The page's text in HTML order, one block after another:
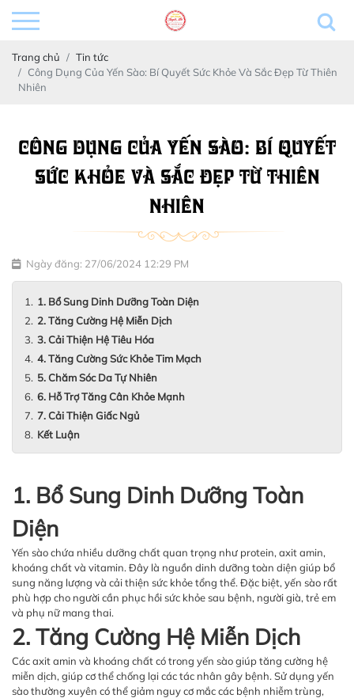
Trang chủ
Tin tức
Công Dụng Của Yến Sào: Bí Quyết Sức Khỏe Và Sắc Đẹp Từ Thiên
Nhiên
CÔNG DỤNG CỦA YẾN SÀO: BÍ QUYẾT
SỨC KHỎE VÀ SẮC ĐẸP TỪ THIÊN
NHIÊN
Ngày đăng: 27/06/2024 12:29 PM
1. Bổ Sung Dinh Dưỡng Toàn Diện
2. Tăng Cường Hệ Miễn Dịch
3. Cải Thiện Hệ Tiêu Hóa
4. Tăng Cường Sức Khỏe Tim Mạch
5. Chăm Sóc Da Tự Nhiên
6. Hỗ Trợ Tăng Cân Khỏe Mạnh
7. Cải Thiện Giấc Ngủ
Kết Luận
1. Bổ Sung Dinh Dưỡng Toàn
Diện
Yến sào chứa nhiều dưỡng chất quan trọng như protein, axit amin,
khoáng chất và vitamin. Đây là nguồn dinh dưỡng toàn diện giúp bổ
sung năng lượng và cải thiện sức khỏe tổng thể. Đặc biệt, yến sào rất
phù hợp cho người cần phục hồi sức khỏe sau bệnh, người già, trẻ em
và phụ nữ mang thai.
2. Tăng Cường Hệ Miễn Dịch
Các axit amin và khoáng chất có trong yến sào giúp tăng cường hệ
miễn dịch, giúp cơ thể chống lại các tác nhân gây bệnh. Sử dụng yến
sào thường xuyên có thể giảm nguy cơ mắc các bệnh nhiễm trùng,